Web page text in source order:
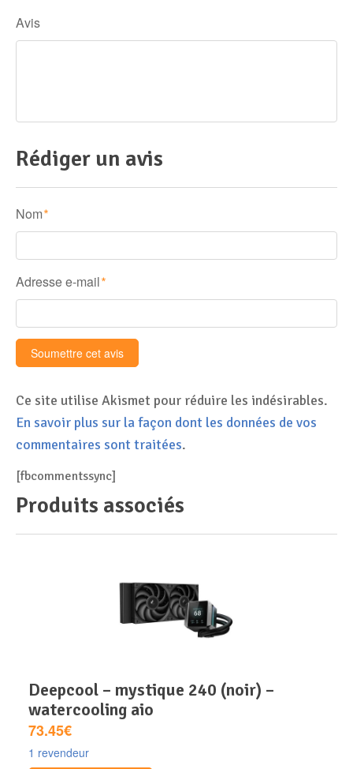
Avis
Rédiger un avis
Nom *
Adresse e-mail *
Ce site utilise Akismet pour réduire les indésirables.
En savoir plus sur la façon dont les données de vos
commentaires sont traitées.
[fbcommentssync]
Produits associés
deepcool – mystique 240 (noir) –
watercooling aio
73.45€
1 revendeur